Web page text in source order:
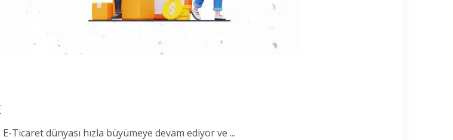
Ticaret dünyası hızla büyümeye devam ediyor ve ...